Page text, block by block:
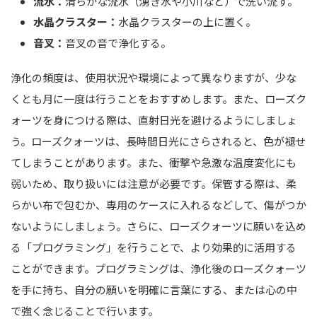
水晶クラスター： 水晶クラスターの上に置く。
音叉： 音叉の音で浄化する。
浄化の頻度は、使用状況や環境によって異なりますが、少な
くとも月に一度は行うことをおすすめします。また、ローズク
ォーツを身につける際は、直射日光を避けるようにしましょ
う。ローズクォーツは、長時間日光にさらされると、色が褪せ
てしまうことがあります。また、衝撃や急激な温度変化にも
弱いため、取り扱いには注意が必要です。保管する際は、柔
らかい布で包むか、専用のケースに入れるなどして、傷がつか
ないようにしましょう。さらに、ローズクォーツに願いを込め
る「プログラミング」を行うことで、より効果的に活用する
ことができます。プログラミングは、浄化後のローズクォーツ
を手に持ち、自分の願いを明確に言葉にする、または心の中
で強く念じることで行います。